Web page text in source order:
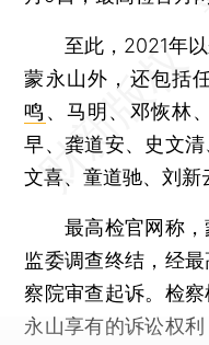
至此，2021年以
蒙永山外，还包括
鸣 、马明、邓恢林
早、龚道安、史文
文喜、童道驰、刘新
最高检官网称，
监委调查终结，经
察院审查起诉。检
永山享有的诉讼权